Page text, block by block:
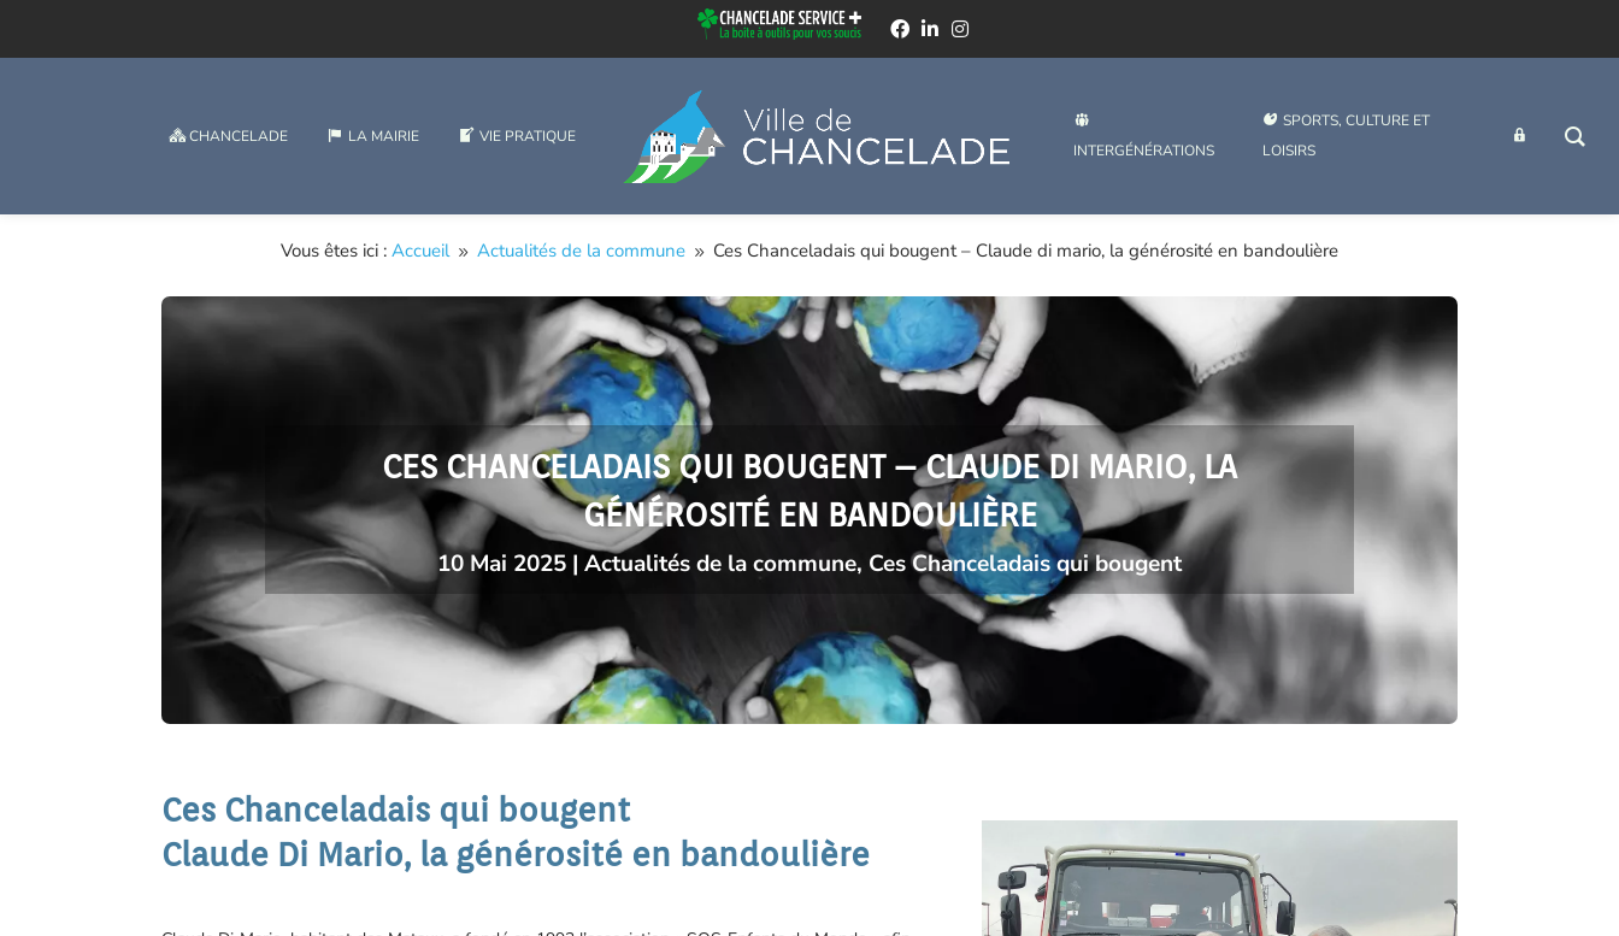
CHANCELADE LA MAIRIE VIE PRATIQUE
INTERGÉNÉRATIONS
SPORTS, CULTURE ET
LOISIRS
INTRANET
Vous êtes ici : Accueil 9 Actualités de la commune 9 Ces Chanceladais qui bougent – Claude di mario, la générosité en bandoulière
CES CHANCELADAIS QUI BOUGENT – CLAUDE DI MARIO, LA
GÉNÉROSITÉ EN BANDOULIÈRE
10 Mai 2025 | Actualités de la commune, Ces Chanceladais qui bougent
Ces Chanceladais qui bougent
Claude Di Mario, la générosité en bandoulière